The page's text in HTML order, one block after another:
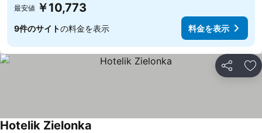
最安値 ￥10,773
9件のサイトの料金を表示 料金を表示
シェア お
Hotelik Zielonka